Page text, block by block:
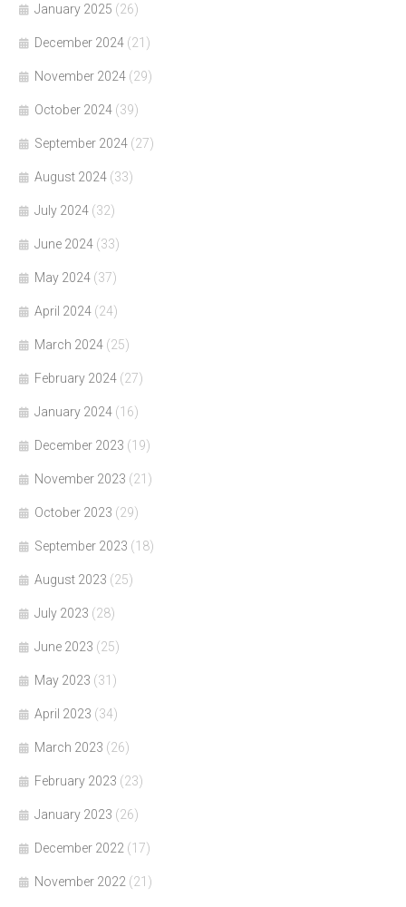
January 2025 (26)
December 2024 (21)
November 2024 (29)
October 2024 (39)
September 2024 (27)
August 2024 (33)
July 2024 (32)
June 2024 (33)
May 2024 (37)
April 2024 (24)
March 2024 (25)
February 2024 (27)
January 2024 (16)
December 2023 (19)
November 2023 (21)
October 2023 (29)
September 2023 (18)
August 2023 (25)
July 2023 (28)
June 2023 (25)
May 2023 (31)
April 2023 (34)
March 2023 (26)
February 2023 (23)
January 2023 (26)
December 2022 (17)
November 2022 (21)